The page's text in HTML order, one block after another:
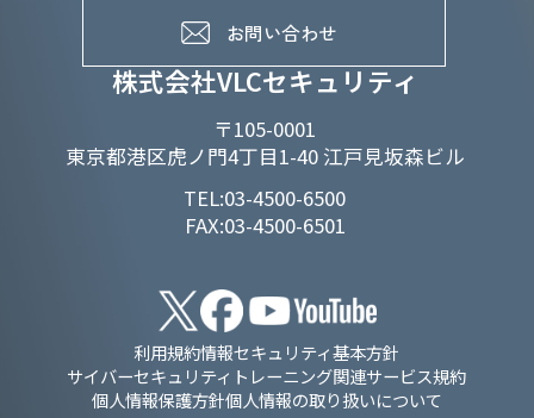
株式会社VLCセキュリティ
〒105-0001
東京都港区虎ノ門4丁目1-40 江戸見坂森ビル
TEL:03-4500-6500
FAX:03-4500-6501
お問い合わせ
利用規約情報セキュリティ基本方針
サイバーセキュリティトレーニング関連サービス規約
個人情報保護方針個人情報の取り扱いについて